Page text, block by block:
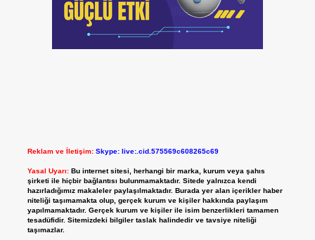
Reklam ve İletişim: Skype: live:.cid.575569c608265c69
Yasal Uyarı: Bu internet sitesi, herhangi bir marka, kurum veya şahıs
şirketi ile hiçbir bağlantısı bulunmamaktadır. Sitede yalnızca kendi
hazırladığımız makaleler paylaşılmaktadır. Burada yer alan içerikler haber
niteliği taşımamakta olup, gerçek kurum ve kişiler hakkında paylaşım
yapılmamaktadır. Gerçek kurum ve kişiler ile isim benzerlikleri tamamen
tesadüfidir. Sitemizdeki bilgiler taslak halindedir ve tavsiye niteliği
taşımazlar.